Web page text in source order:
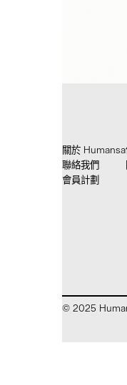
關於 Humansa
聯絡我們
會員計劃
© 2025